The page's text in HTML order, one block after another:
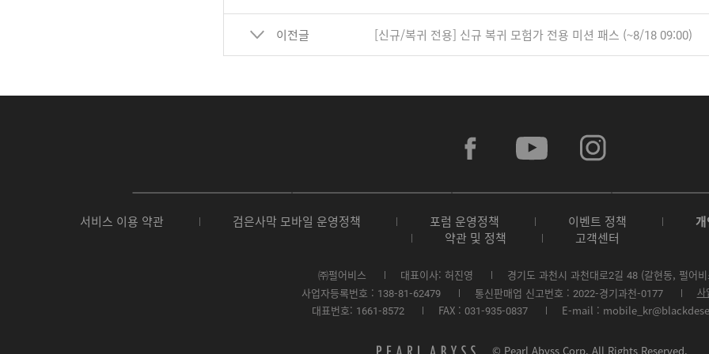
이전글 [신규/복귀 전용] 신규 복귀 모험가 전용 미션 패스 (~8/18 09:00)
a
c
b
o
k
o
u
u
e
n
s
a
r
a
r
e
o
o
e
P
a
y
t
o
서비스 이용 약관 검은사막 모바일 운영정책 포럼 운영정책 이벤트 정책
약관 및 정책
고객센터
㈜펄어비스 대표이사: 허진영
경기도 과천시 과천대로2길 48 (갈현동, 펄어
사업자등록번호 : 138-81-62479
통신판매업 신고번호 : 2022-경기과천-0177 사
대표번호: 1661-8572 FAX : 031-935-0837 E-mail :
p © Pearl Abyss Corp. All Rights Reserved.